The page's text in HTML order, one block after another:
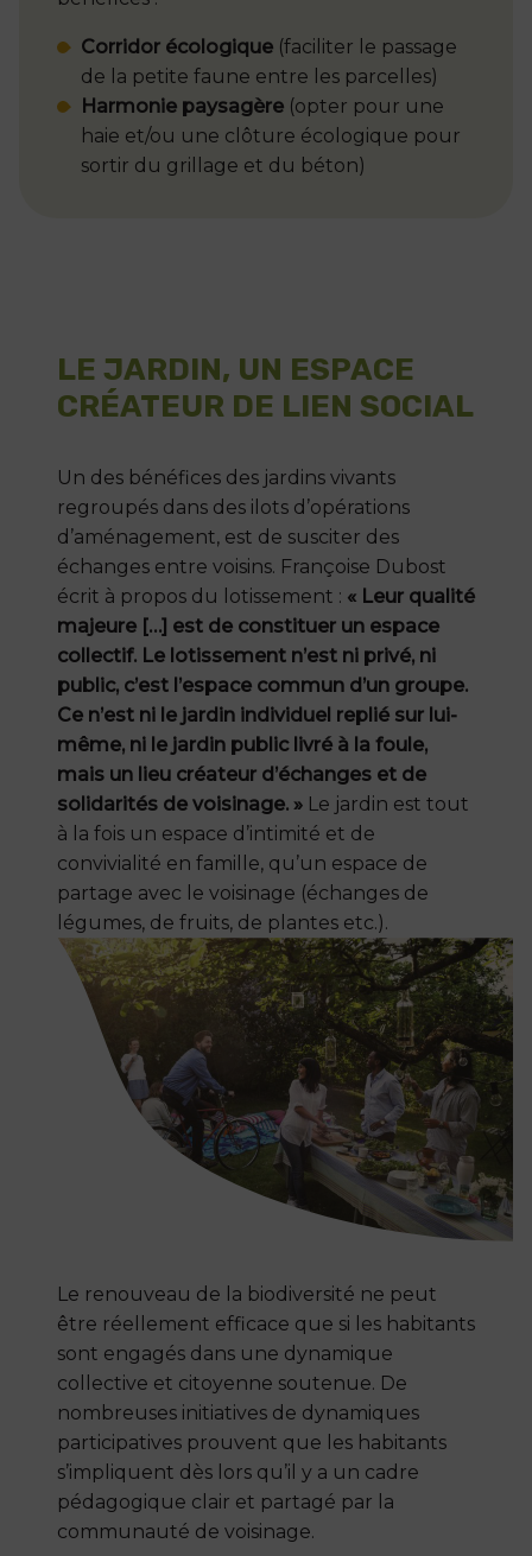
Corridor écologique (faciliter le passage
de la petite faune entre les parcelles)
Harmonie paysagère (opter pour une
haie et/ou une clôture écologique pour
sortir du grillage et du béton)
LE JARDIN, UN ESPACE
CRÉATEUR DE LIEN SOCIAL
Un des bénéfices des jardins vivants
regroupés dans des ilots d’opérations
d’aménagement, est de susciter des
échanges entre voisins. Françoise Dubost
écrit à propos du lotissement : « Leur qualité
majeure […] est de constituer un espace
collectif. Le lotissement n’est ni privé, ni
public, c’est l’espace commun d’un groupe.
Ce n’est ni le jardin individuel replié sur lui-
même, ni le jardin public livré à la foule,
mais un lieu créateur d’échanges et de
solidarités de voisinage. » Le jardin est tout
à la fois un espace d’intimité et de
convivialité en famille, qu’un espace de
partage avec le voisinage (échanges de
légumes, de fruits, de plantes etc.).
Le renouveau de la biodiversité ne peut
être réellement efficace que si les habitants
sont engagés dans une dynamique
collective et citoyenne soutenue. De
nombreuses initiatives de dynamiques
participatives prouvent que les habitants
s’impliquent dès lors qu’il y a un cadre
pédagogique clair et partagé par la
communauté de voisinage.